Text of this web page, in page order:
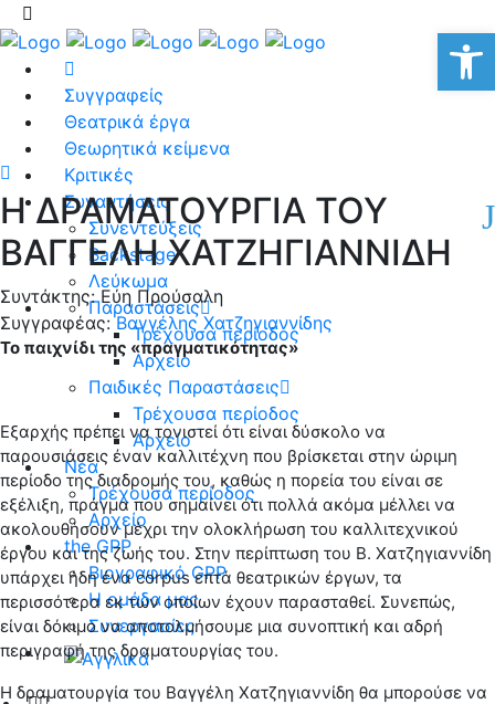
Συγγραφείς
Θεατρικά έργα
Θεωρητικά κείμενα
Κριτικές
Συναντήσεις
Συνεντεύξεις
Backstage
Λεύκωμα
Παραστάσεις
Τρέχουσα περίοδος
Αρχείο
Παιδικές Παραστάσεις
Τρέχουσα περίοδος
Αρχείο
Νέα
Τρέχουσα περίοδος
Αρχείο
the GPP
Βιογραφικό GPP
Η ομάδα μας
Συνεργασίες
Η ΔΡΑΜΑΤΟΥΡΓΙΑ ΤΟΥ
ΒΑΓΓΕΛΗ ΧΑΤΖΗΓΙΑΝΝΙΔΗ
Συντάκτης: Εύη Προύσαλη
Συγγραφέας:Βαγγέλης Χατζηγιαννίδης
Το παιχνίδι της «πραγματικότητας»
Εξαρχής πρέπει να τονιστεί ότι είναι δύσκολο να
παρουσιάσεις έναν καλλιτέχνη που βρίσκεται στην ώριμη
περίοδο της διαδρομής του, καθώς η πορεία του είναι σε
εξέλιξη, πράγμα που σημαίνει ότι πολλά ακόμα μέλλει να
ακολουθήσουν μέχρι την ολοκλήρωση του καλλιτεχνικού
έργου και της ζωής του. Στην περίπτωση του Β. Χατζηγιαννίδη
υπάρχει ήδη ένα corpus επτά θεατρικών έργων, τα
περισσότερα εκ των οποίων έχουν παρασταθεί. Συνεπώς,
είναι δόκιμο να αποτολμήσουμε μια συνοπτική και αδρή
περιγραφή της δραματουργίας του.
Η δραματουργία του Βαγγέλη Χατζηγιαννίδη θα μπορούσε να